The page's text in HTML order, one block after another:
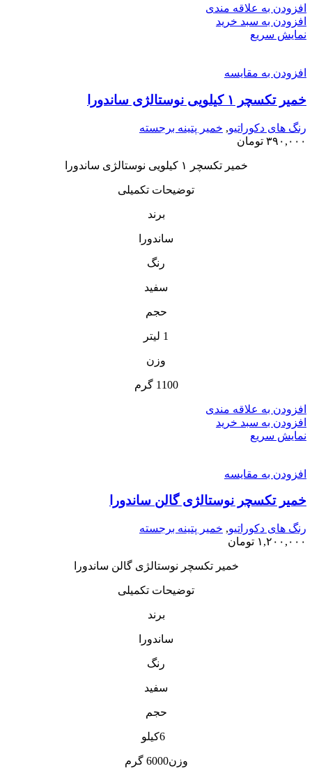
افزودن به علاقه مندی
افزودن به سبد خرید
نمایش سریع
افزودن به مقایسه
خمیر تکسچر ۱ کیلویی نوستالژی ساندورا
رنگ های دکوراتیو, خمیر پتینه برجسته
۳۹۰,۰۰۰ تومان
خمیر تکسچر ۱ کیلویی نوستالژی ساندورا
توضیحات تکمیلی
برند
ساندورا
رنگ
سفید
حجم
1 لیتر
وزن
1100 گرم
افزودن به علاقه مندی
افزودن به سبد خرید
نمایش سریع
افزودن به مقایسه
خمیر تکسچر نوستالژی گالن ساندورا
رنگ های دکوراتیو, خمیر پتینه برجسته
۱,۲۰۰,۰۰۰ تومان
خمیر تکسچر نوستالژی گالن ساندورا
توضیحات تکمیلی
برند
ساندورا
رنگ
سفید
حجم
وزن6000 گرم